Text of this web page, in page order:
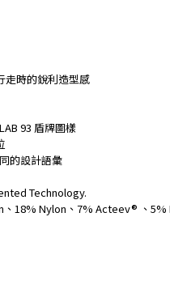
走時的銳利造型感
93 盾牌圖樣
的設計語彙
Technology.
18% Nylon、7% Acteev® 、